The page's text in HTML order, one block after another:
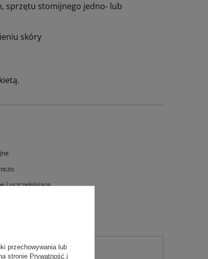
sprzętu stomijnego jedno- lub
skóry
i uszczelniające
przechowywania lub
stronie Prywatność i